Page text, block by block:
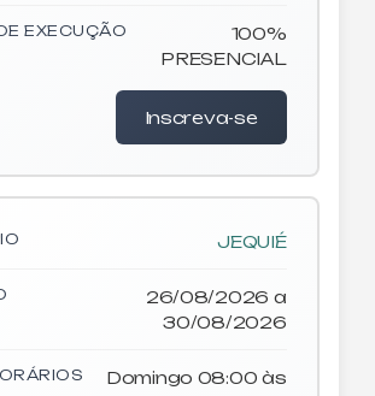
EXECUÇÃO
100%
PRESENCIAL
Inscreva-se
JEQUIÉ
26/08/2026 a
30/08/2026
Domingo 08:00 às